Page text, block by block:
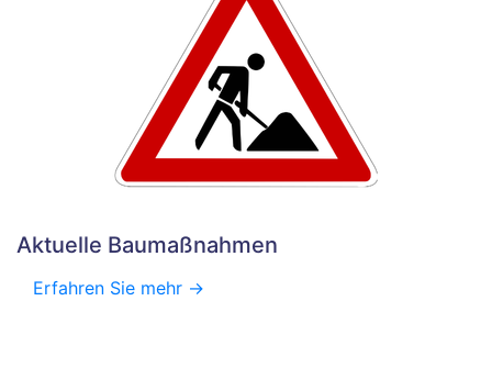
Aktuelle Baumaßnahmen
Erfahren Sie mehr ->